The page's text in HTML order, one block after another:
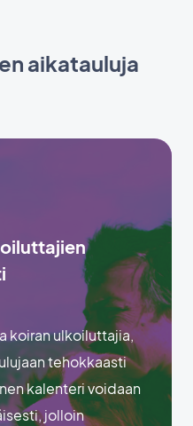
aikatauluja
koiran ulkoiluttajia,
tehokkaasti
kalenteri voidaan
jolloin